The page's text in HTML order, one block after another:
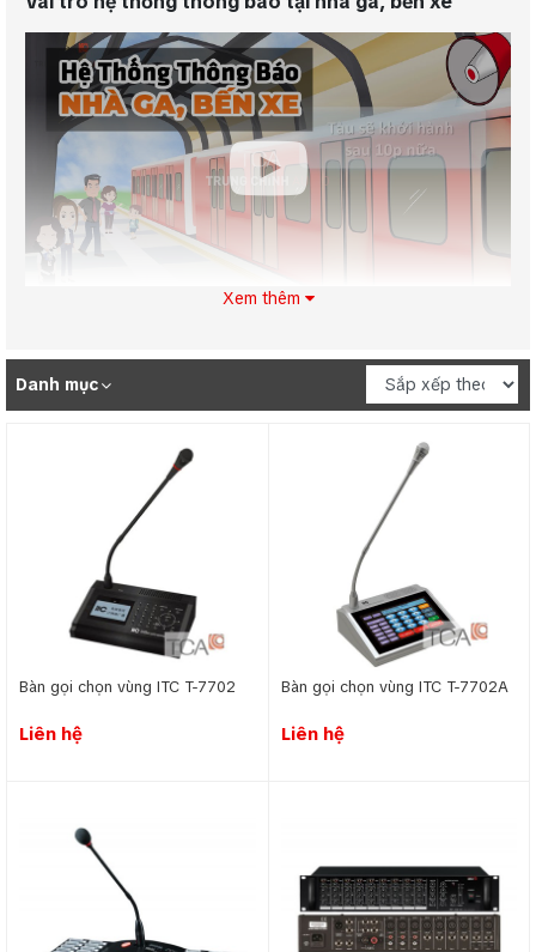
cấp thông tin kịp thời về lịch trình, thay đổi giờ tàu xe, và các
tình huống khẩn cấp, đảm bảo hành khách luôn được cập
nhật. Ngoài ra, hệ thống còn hỗ trợ hướng dẫn an toàn và
thanh rõ ràng và thiết kế hiệu quả, hệ thống không chỉ nâng
cao trải nghiệm mà còn đảm bảo an toàn và sự chuyên
nghiệp của đơn vị vận hành.
Hệ thống âm thanh thông báo phát nhạc nền cho
siêu thị cửa hàng
Hệ thống âm thanh tại siêu thị, cửa hànggiúp truyền
tải thông tin về chương trình khuyến mãi, hướng dẫn, hoặc
Xem thêm
Danh mục
Bàn gọi chọn vùng ITC T-7702
Liên hệ
Bàn gọi chọn vùng ITC T-7702A
Liên hệ